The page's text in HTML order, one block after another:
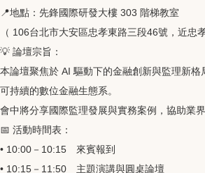
📍地點：先鋒國際研發大樓 303 階梯教室
（ 106台北市大安區忠孝東路三段46號，近忠
💡 論壇宗旨：
本論壇聚焦於 AI 驅動下的金融創新與監理新
可持續的數位金融生態系。
會中將分享國際監理發展與實務案例，協助業
📅 活動時間表：
• 10:00－10:15 來賓報到
• 10:15－11:50 主題演講與圓桌論壇